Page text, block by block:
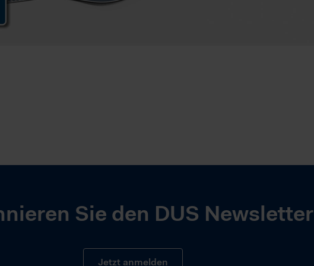
Sie den DUS Newsletter
Jetzt anmelden